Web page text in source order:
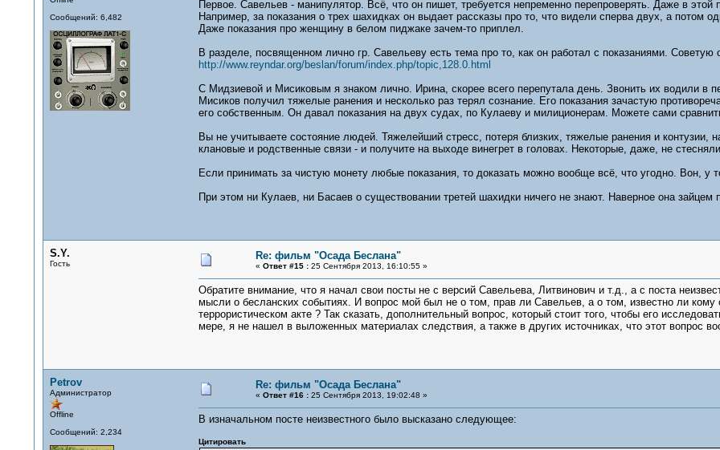
Сообщений: 6,482
Первое. Савельев - манипулятор. Всё, что он пишет, требуется непременно перепроверять. Даже в
Например, за показания о трех шахидках он выдает рассказы про то, что видели сперва двух, а потом
Даже показания про женщину в белом пиджаке зачем-то приплел.
В разделе, посвященном лично гр. Савельеву есть тема про то, как он работал с показаниями.
http://www.reyndar.org/beslan/forum/index.php/topic,128.0.html
С Мидзиевой и Мисиковым я знаком лично. Ирина, скорее всего перепутала день. Звонить их водили в
Мисиков получил тяжелые ранения и несколько раз терял сознание. Его показания зачастую
его собственным. Он давал показания на двух судах, по Кулаеву и милиционерам. Можете сами
Вы не учитываете состояние людей. Тяжелейший стресс, потеря близких, тяжелые ранения и контузии,
клановые и родственные связи - и получите на выходе винегрет в головах. Некоторые, даже, не
Если принимать за чистую монету любые показания, то доказать можно вообще всё, что угодно. Вон, у
При этом ни Кулаев, ни Басаев о существовании третей шахидки ничего не знают. Наверное она зайцем
S.Y.
Гость
Re: фильм "Осада Беслана"
« Ответ #15 :25 Сентября 2013, 16:10:55 »
Обратите внимание, что я начал свои посты не с версий Савельева, Литвинович и т.д., а с поста
мысли о бесланских событиях. И вопрос мой был не о том, прав ли Савельев, а о том, известно ли
террористическом акте ? Так сказать, дополнительный вопрос, который стоит того, чтобы его
мере, я не нашел в выложенных материалах следствия, а также в других источниках, что этот вопрос
Petrov
Администратор
Offline
Сообщений: 2,234
Re: фильм "Осада Беслана"
« Ответ #16 :25 Сентября 2013, 19:02:48 »
В изначальном посте неизвестного было высказано следующее:
Цитировать